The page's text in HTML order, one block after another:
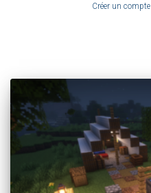
Créer un compte